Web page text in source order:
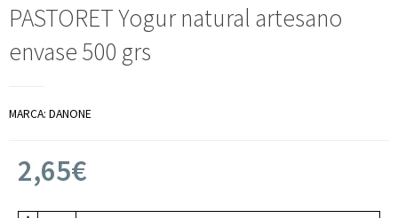
PASTORET Yogur natural artesano
envase 500 grs
MARCA: DANONE
2,65€